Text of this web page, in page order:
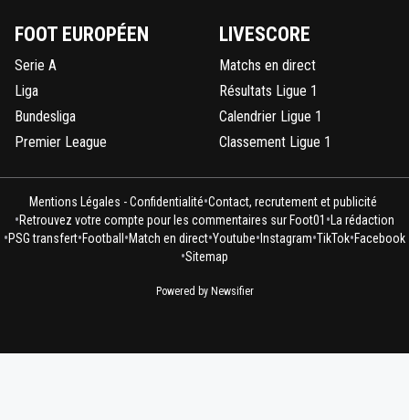
FOOT EUROPÉEN
Serie A
Liga
Bundesliga
Premier League
LIVESCORE
Matchs en direct
Résultats Ligue 1
Calendrier Ligue 1
Classement Ligue 1
Mentions Légales - Confidentialité•Contact, recrutement et publicité
•Retrouvez votre compte pour les commentaires sur Foot01 • La rédaction
•PSG transfert•Football •Match en direct•Youtube• Instagram•TikTok•Facebook
•Sitemap
Powered by Newsifier